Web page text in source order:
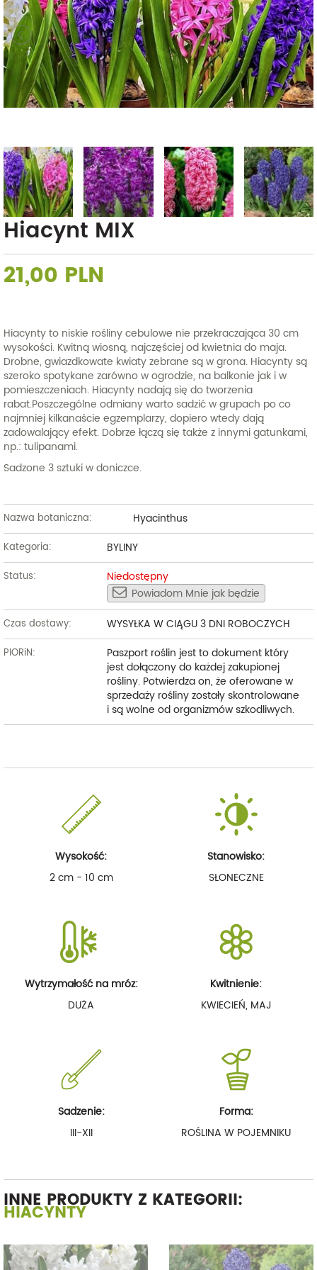
Hiacynt MIX
21,00 PLN
Hiacynty to niskie rośliny cebulowe nie przekraczająca 30 cm
wysokości. Kwitną wiosną, najczęściej od kwietnia do maja.
Drobne, gwiazdkowate kwiaty zebrane są w grona. Hiacynty są
szeroko spotykane zarówno w ogrodzie, na balkonie jak i w
pomieszczeniach. Hiacynty nadają się do tworzenia
rabat.Poszczególne odmiany warto sadzić w grupach po co
najmniej kilkanaście egzemplarzy, dopiero wtedy dają
zadowalający efekt. Dobrze łączą się także z innymi gatunkami,
np.: tulipanami.
Sadzone 3 sztuki w doniczce.
Nazwa botaniczna: Hyacinthus
Kategoria: BYLINY
Status:
Niedostępny
Powiadom Mnie jak będzie
Czas dostawy: WYSYŁKA W CIĄGU 3 DNI ROBOCZYCH
PIORiN:
Paszport roślin jest to dokument który
jest dołączony do każdej zakupionej
rośliny. Potwierdza on, że oferowane w
sprzedaży rośliny zostały skontrolowane
i są wolne od organizmów szkodliwych.
Wysokość:
2 cm - 10 cm
Stanowisko:
SŁONECZNE
Wytrzymałość na mróz:
DUŻA
Kwitnienie:
KWIECIEŃ, MAJ
Sadzenie:
III-XII
Forma:
ROŚLINA W POJEMNIKU
INNE PRODUKTY Z KATEGORII:
HIACYNTY